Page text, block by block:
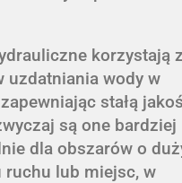
korzystają z
uzdatniania wody w
stałą
są one bardziej
dla obszarów o
ruchu lub miejsc, w